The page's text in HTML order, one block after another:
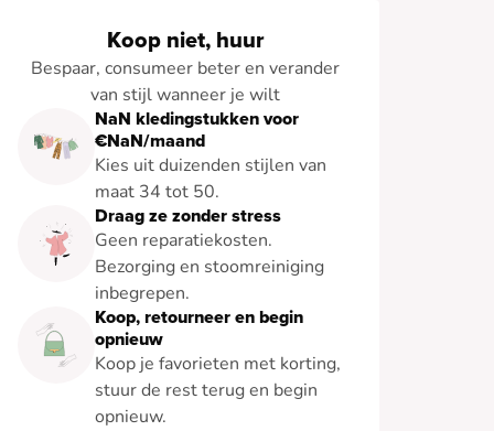
Koop niet, huur
Bespaar, consumeer beter en verander
van stijl wanneer je wilt
NaN kledingstukken voor
€NaN/maand
Kies uit duizenden stijlen van
maat 34 tot 50.
Draag ze zonder stress
Geen reparatiekosten.
Bezorging en stoomreiniging
inbegrepen.
Koop, retourneer en begin
opnieuw
Koop je favorieten met korting,
stuur de rest terug en begin
opnieuw.